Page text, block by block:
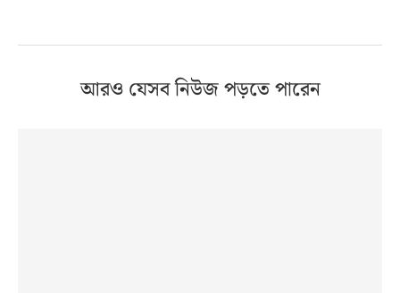
আরও যেসব নিউজ পড়তে পারেন